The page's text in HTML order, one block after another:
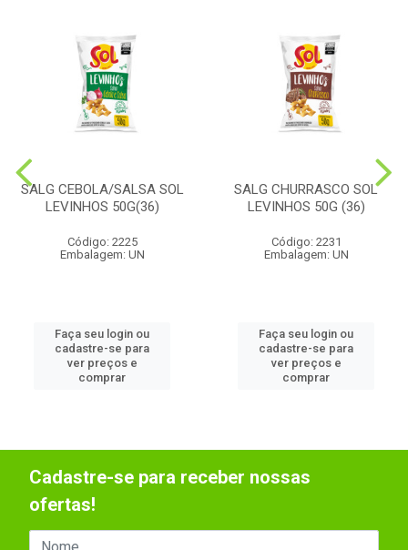
SALG CEBOLA/SALSA SOL
LEVINHOS 50G(36)
Código: 2225
Embalagem: UN
Faça seu login ou
cadastre-se para
ver preços e
comprar
SALG CHURRASCO SOL
LEVINHOS 50G (36)
Código: 2231
Embalagem: UN
Faça seu login ou
cadastre-se para
ver preços e
comprar
Cadastre-se para receber nossas
ofertas!